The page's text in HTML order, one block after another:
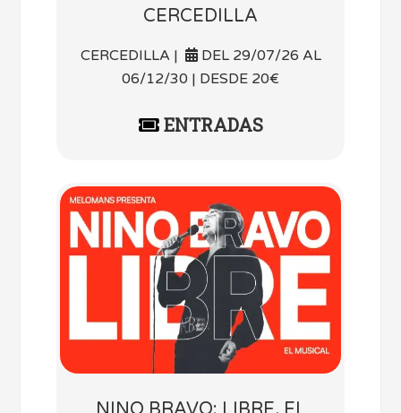
CERCEDILLA
CERCEDILLA |
DEL 29/07/26 AL
06/12/30 | DESDE 20€
ENTRADAS